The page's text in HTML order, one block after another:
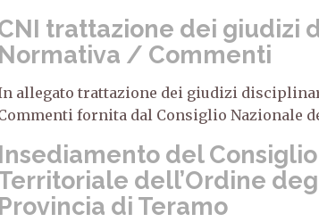
trattazione dei giudizi
Normativa / Commenti
allegato trattazione dei giudizi
fornita dal Consiglio Nazionale
Insediamento del
dell’Ordine
Provincia di Teramo